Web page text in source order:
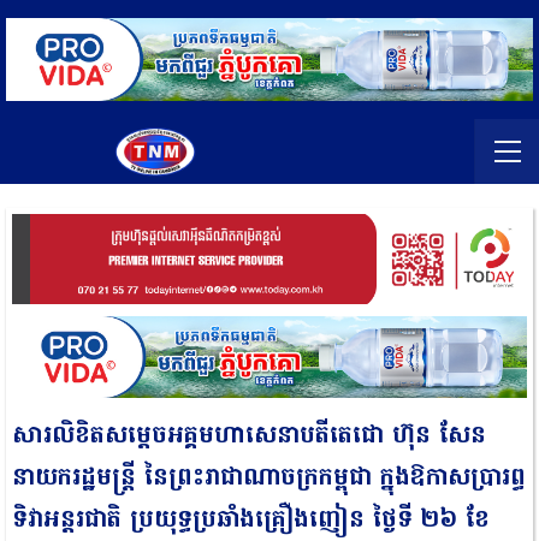
សារលិខិតសម្តេចអគ្គមហាសេនាបតីតេជោ ហ៊ុន សែន
នាយករដ្ឋមន្ត្រី នៃព្រះរាជាណាចក្រកម្ពុជា ក្នុងឱកាសប្រារព្ធ
ទិវាអន្តរជាតិ ប្រយុទ្ធប្រឆាំងគ្រឿងញៀន ថ្ងៃទី ២៦ ខែ